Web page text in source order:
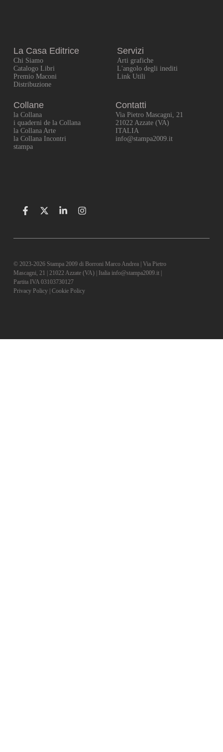
La Casa Editrice
Chi Siamo
Catalogo Libri
Premio Maconi
Distribuzione
Servizi
Arti grafiche
L'angolo degli inediti
Link Utili
Collane
la Collana
i quaderni de la Collana
la Collana Arte
la Collana Incontri
stampa
Contatti
Via Pietro Mascagni, 21
21022 Azzate (VA)
ITALIA
info@stampa2009.it
© 2023-2026 Stampa 2009 di Borroni Marco Andrea | Via Pietro
Mascagni, 21 | 21022 Azzate (VA) | Italia info@stampa2009.it |
Partita IVA 03103730127
Privacy Policy| Cookie Policy